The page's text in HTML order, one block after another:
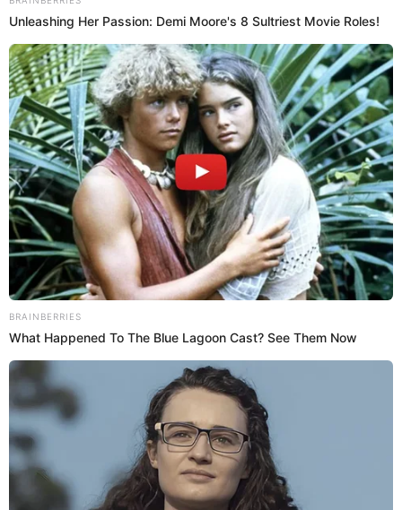
Regresar al inicio
Quiénes somos Contáctanos
Políticas y Estándares
Términos de uso
Enlaces de interés
Redes Sociales